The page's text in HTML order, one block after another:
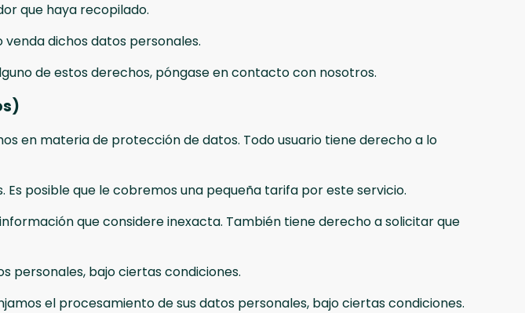
que haya recopilado.
dichos datos personales.
de estos derechos, póngase en contacto con nosotros.
en materia de protección de datos. Todo usuario tiene derecho a lo
posible que le cobremos una pequeña tarifa por este servicio.
que considere inexacta. También tiene derecho a solicitar que
personales, bajo ciertas condiciones.
el procesamiento de sus datos personales, bajo ciertas condiciones.